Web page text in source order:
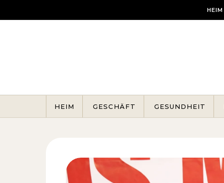
HEIM
HEIM GESCHÄFT GESUNDHEIT